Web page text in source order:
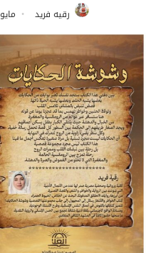
رقيه فريد مايو 31, 2026